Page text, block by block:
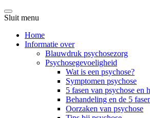
Sluit menu
Home
Informatie over
Blauwdruk psychosezorg
Psychosegevoeligheid
Wat is een psychose?
Symptomen psychose
5 fasen van psychose en
Behandeling en de 5
Oorzaken van psychose